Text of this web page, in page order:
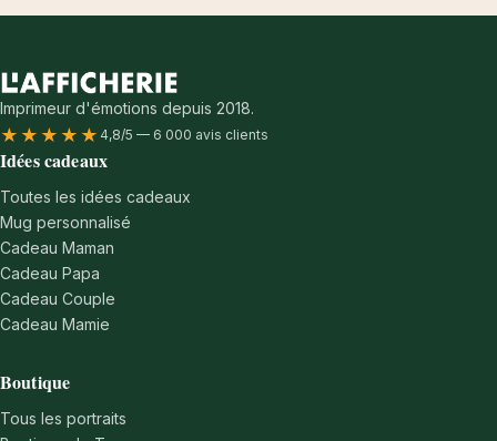
Imprimeur d'émotions depuis 2018.
★★★★★ 4,8/5 — 6 000 avis clients
Idées cadeaux
Toutes les idées cadeaux
Mug personnalisé
Cadeau Maman
Cadeau Papa
Cadeau Couple
Cadeau Mamie
Boutique
Tous les portraits